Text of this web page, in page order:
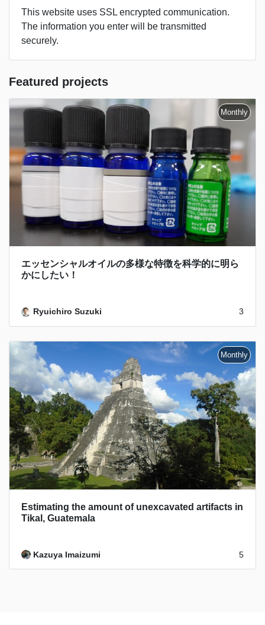
This website uses SSL encrypted communication.
The information you enter will be transmitted
securely.
Featured projects
エッセンシャルオイルの多様な特徴を科学的に明ら
かにしたい！
Ryuichiro Suzuki 3
Estimating the amount of unexcavated artifacts in
Tikal, Guatemala
Kazuya Imaizumi 5